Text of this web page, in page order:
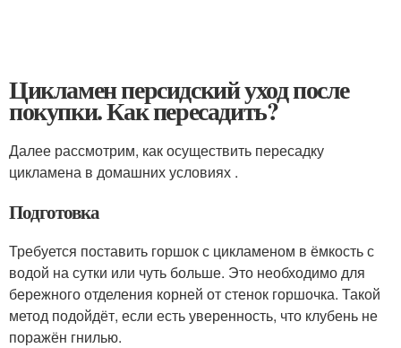
Цикламен персидский уход после
покупки. Как пересадить?
Далее рассмотрим, как осуществить пересадку
цикламена в домашних условиях .
Подготовка
Требуется поставить горшок с цикламеном в ёмкость с
водой на сутки или чуть больше. Это необходимо для
бережного отделения корней от стенок горшочка. Такой
метод подойдёт, если есть уверенность, что клубень не
поражён гнилью.